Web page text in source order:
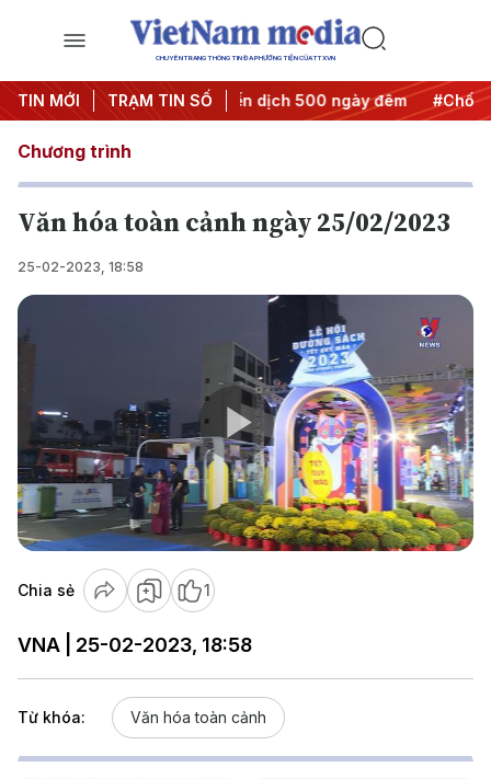
CHUYÊN TRANG THÔNG TIN ĐA PHƯƠNG TIỆN CỦA TTXVN
TIN MỚI TRẠM TIN SỐ
hành động #Chiến dịch 500 ngày đêm #Chống khai
Chương trình
Văn hóa toàn cảnh ngày 25/02/2023
25-02-2023, 18:58
Play
Video
Chia sẻ 1
VNA | 25-02-2023, 18:58
Từ khóa: Văn hóa toàn cảnh